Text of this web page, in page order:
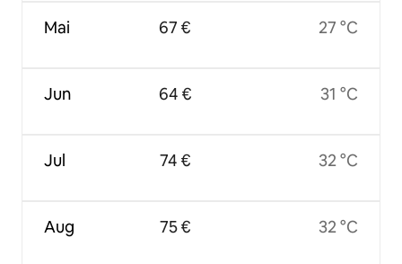
Mai
Jun
Jul
Aug
67 €
64 €
74 €
75 €
27 °C
31 °C
32 °C
32 °C